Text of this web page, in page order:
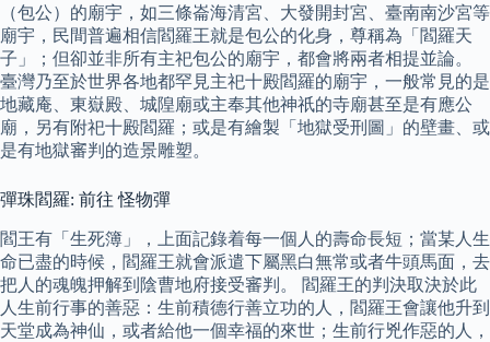
（包公）的廟宇，如三條崙海清宮、大發開封宮、臺南南沙宮等
廟宇，民間普遍相信閻羅王就是包公的化身，尊稱為「閻羅天
子」；但卻並非所有主祀包公的廟宇，都會將兩者相提並論。
臺灣乃至於世界各地都罕見主祀十殿閻羅的廟宇，一般常見的是
地藏庵、東嶽殿、城隍廟或主奉其他神祇的寺廟甚至是有應公
廟，另有附祀十殿閻羅；或是有繪製「地獄受刑圖」的壁畫、或
是有地獄審判的造景雕塑。
彈珠閻羅: 前往 怪物彈
閻王有「生死簿」，上面記錄着每一個人的壽命長短；當某人生
命已盡的時候，閻羅王就會派遣下屬黑白無常或者牛頭馬面，去
把人的魂魄押解到陰曹地府接受審判。 閻羅王的判決取決於此
人生前行事的善惡：生前積德行善立功的人，閻羅王會讓他升到
天堂成為神仙，或者給他一個幸福的來世；生前行兇作惡的人，